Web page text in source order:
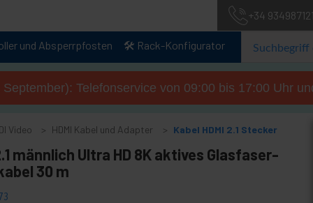
+34 934987121
und Absperrpfosten 🛠️ Rack-Konfigurator
Telefonservice von 09:00 bis 17:00 Uhr
Video HDMI Kabel und Adapter Kabel HDMI 2.1 Stecker
männlich Ultra HD 8K aktives Glasfaser-
30 m